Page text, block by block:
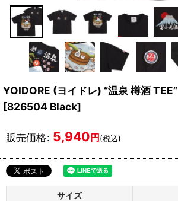
YOIDORE (ヨイドレ) “温泉 樽酒 TEE”
[826504 Black]
販売価格: 5,940円(税込)
サイズ